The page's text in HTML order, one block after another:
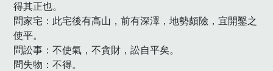
得其正也。
問家宅：此宅後有高山，前有深澤，地勢頗險，宜開鑿之
使平。
問訟事：不使氣，不貪財，訟自平矣。
問失物：不得。